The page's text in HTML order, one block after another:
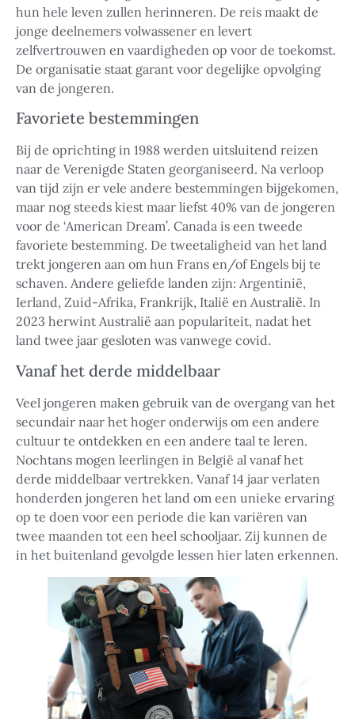
hun hele leven zullen herinneren. De reis maakt de
jonge deelnemers volwassener en levert
zelfvertrouwen en vaardigheden op voor de toekomst.
De organisatie staat garant voor degelijke opvolging
van de jongeren.
Favoriete bestemmingen
Bij de oprichting in 1988 werden uitsluitend reizen
naar de Verenigde Staten georganiseerd. Na verloop
van tijd zijn er vele andere bestemmingen bijgekomen,
maar nog steeds kiest maar liefst 40% van de jongeren
voor de ‘American Dream’. Canada is een tweede
favoriete bestemming. De tweetaligheid van het land
trekt jongeren aan om hun Frans en/of Engels bij te
schaven. Andere geliefde landen zijn: Argentinië,
Ierland, Zuid-Afrika, Frankrijk, Italië en Australië. In
2023 herwint Australië aan populariteit, nadat het
land twee jaar gesloten was vanwege covid.
Vanaf het derde middelbaar
Veel jongeren maken gebruik van de overgang van het
secundair naar het hoger onderwijs om een andere
cultuur te ontdekken en een andere taal te leren.
Nochtans mogen leerlingen in België al vanaf het
derde middelbaar vertrekken. Vanaf 14 jaar verlaten
honderden jongeren het land om een unieke ervaring
op te doen voor een periode die kan variëren van
twee maanden tot een heel schooljaar. Zij kunnen de
in het buitenland gevolgde lessen hier laten erkennen.